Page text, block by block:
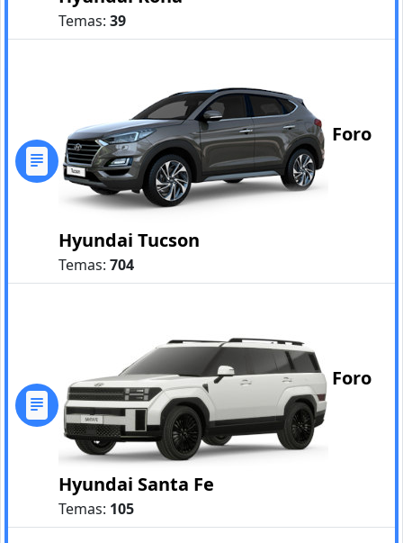
Temas: 39
Foro
Hyundai Tucson
Temas: 704
Foro
Hyundai Santa Fe
Temas: 105